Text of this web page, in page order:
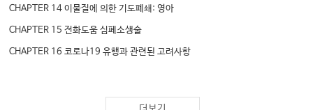
CHAPTER 14 이물질에 의한 기도폐쇄: 영아
CHAPTER 15 전화도움 심폐소생술
CHAPTER 16 코로나19 유행과 관련된 고려사항